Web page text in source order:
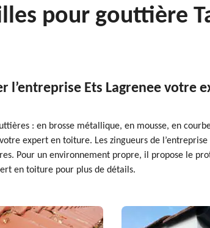
pour gouttière
l’entreprise Ets Lagrenee votre
: en brosse métallique, en mousse, en
expert en toiture. Les zingueurs de
Pour un environnement propre, il propose le
en toiture pour plus de détails.